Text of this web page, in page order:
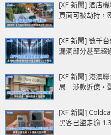
[XF 新聞] 酒店
頁面可被劫持，
[XF 新聞] 數千
漏洞部分甚至超
[XF 新聞] 港澳
局 涉款近億‧
[XF 新聞]
黑客已盜走逾